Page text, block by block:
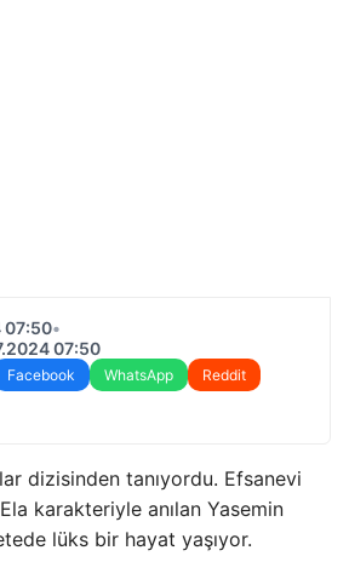
07:50•
07:50
Facebook WhatsApp
Reddit
dizisinden tanıyordu. Efsanevi
karakteriyle anılan Yasemin
lüks bir hayat yaşıyor.